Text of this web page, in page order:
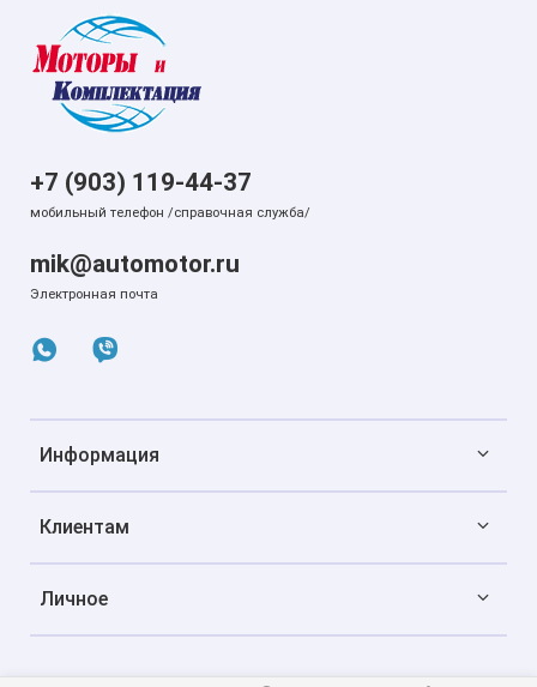
Информация
Клиентам
Личное
+7 (903) 119-44-37
мобильный телефон /справочная служба/
mik@automotor.ru
Электронная почта